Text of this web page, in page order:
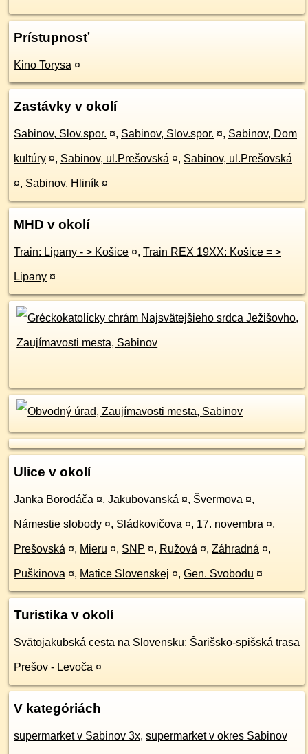
Prístupnosť
Kino Torysa ¤
Zastávky v okolí
Sabinov, Slov.spor. ¤, Sabinov, Slov.spor. ¤, Sabinov, Dom
kultúry ¤, Sabinov, ul.Prešovská ¤, Sabinov, ul.Prešovská
¤, Sabinov, Hliník ¤
MHD v okolí
Train: Lipany - > Košice ¤, Train REX 19XX: Košice = >
Lipany ¤
Ulice v okolí
Janka Borodáča ¤, Jakubovanská ¤, Švermova ¤,
Námestie slobody ¤, Sládkovičova ¤, 17. novembra ¤,
Prešovská ¤, Mieru ¤, SNP ¤, Ružová ¤, Záhradná ¤,
Puškinova ¤, Matice Slovenskej ¤, Gen. Svobodu ¤
Turistika v okolí
Svätojakubská cesta na Slovensku: Šarišsko-spišská trasa
Prešov - Levoča ¤
V kategóriách
supermarket v Sabinov 3x, supermarket v okres Sabinov